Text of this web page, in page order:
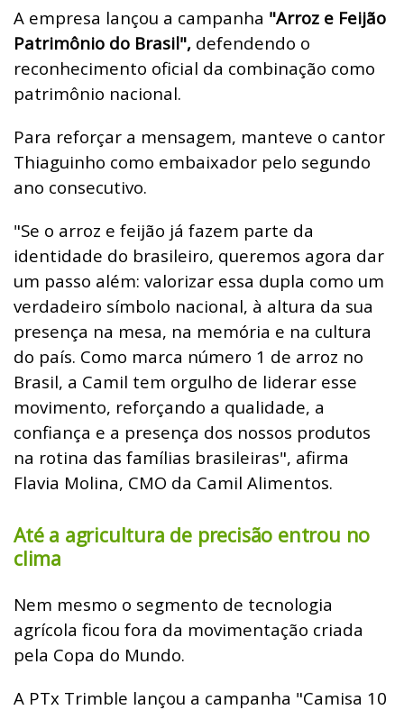
A empresa lançou a campanha "Arroz e Feijão
Patrimônio do Brasil", defendendo o
reconhecimento oficial da combinação como
patrimônio nacional.
Para reforçar a mensagem, manteve o cantor
Thiaguinho como embaixador pelo segundo
ano consecutivo.
"Se o arroz e feijão já fazem parte da
identidade do brasileiro, queremos agora dar
um passo além: valorizar essa dupla como um
verdadeiro símbolo nacional, à altura da sua
presença na mesa, na memória e na cultura
do país. Como marca número 1 de arroz no
Brasil, a Camil tem orgulho de liderar esse
movimento, reforçando a qualidade, a
confiança e a presença dos nossos produtos
na rotina das famílias brasileiras", afirma
Flavia Molina, CMO da Camil Alimentos.
Até a agricultura de precisão entrou no
clima
Nem mesmo o segmento de tecnologia
agrícola ficou fora da movimentação criada
pela Copa do Mundo.
A PTx Trimble lançou a campanha "Camisa 10